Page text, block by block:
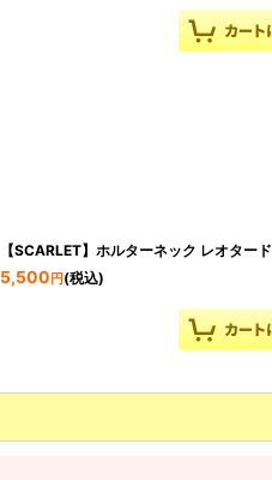
【SCARLET】ホルターネック レオタード
5,500 円 (税込)